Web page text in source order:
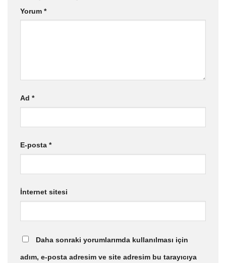
Yorum *
Ad *
E-posta *
İnternet sitesi
Daha sonraki yorumlarımda kullanılması için
adım, e-posta adresim ve site adresim bu tarayıcıya